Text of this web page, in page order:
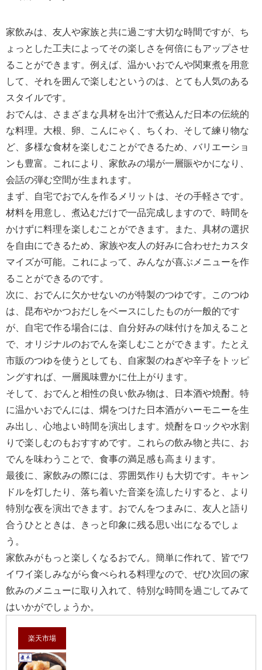
家飲みは、友人や家族と共に過ごす大切な時間ですが、ち
ょっとした工夫によってその楽しさを何倍にもアップさせ
ることができます。例えば、温かいおでんや関東煮を用意
して、それを囲んで楽しむというのは、とても人気のある
スタイルです。
おでんは、さまざまな具材を出汁で煮込んだ日本の伝統的
な料理。大根、卵、こんにゃく、ちくわ、そして練り物な
ど、多様な食材を楽しむことができるため、バリエーショ
ンも豊富。これにより、家飲みの場が一層賑やかになり、
会話の弾む空間が生まれます。
まず、自宅でおでんを作るメリットは、その手軽さです。
材料を用意し、煮込むだけで一品完成しますので、時間を
かけずに料理を楽しむことができます。また、具材の選択
を自由にできるため、家族や友人の好みに合わせたカスタ
マイズが可能。これによって、みんなが喜ぶメニューを作
ることができるのです。
次に、おでんに欠かせないのが特製のつゆです。このつゆ
は、昆布やかつおだしをベースにしたものが一般的です
が、自宅で作る場合には、自分好みの味付けを加えること
で、オリジナルのおでんを楽しむことができます。たとえ
市販のつゆを使うとしても、自家製のねぎや辛子をトッピ
ングすれば、一層風味豊かに仕上がります。
そして、おでんと相性の良い飲み物は、日本酒や焼酎。特
に温かいおでんには、燗をつけた日本酒がハーモニーを生
み出し、心地よい時間を演出します。焼酎をロックや水割
りで楽しむのもおすすめです。これらの飲み物と共に、お
でんを味わうことで、食事の満足感も高まります。
最後に、家飲みの際には、雰囲気作りも大切です。キャン
ドルを灯したり、落ち着いた音楽を流したりすると、より
特別な夜を演出できます。おでんをつまみに、友人と語り
合うひとときは、きっと印象に残る思い出になるでしょ
う。
家飲みがもっと楽しくなるおでん。簡単に作れて、皆でワ
イワイ楽しみながら食べられる料理なので、ぜひ次回の家
飲みのメニューに取り入れて、特別な時間を過ごしてみて
はいかがでしょうか。
楽天市場